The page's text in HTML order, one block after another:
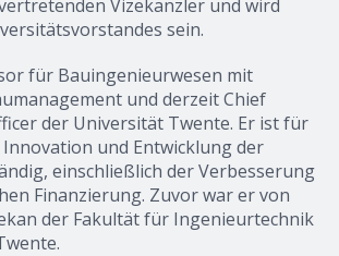
Vizekanzler und wird
sein.
für Bauingenieurwesen mit
und derzeit Chief
der Universität Twente. Er ist für
und Entwicklung der
einschließlich der Verbesserung
Finanzierung. Zuvor war er von
der Fakultät für Ingenieurtechnik